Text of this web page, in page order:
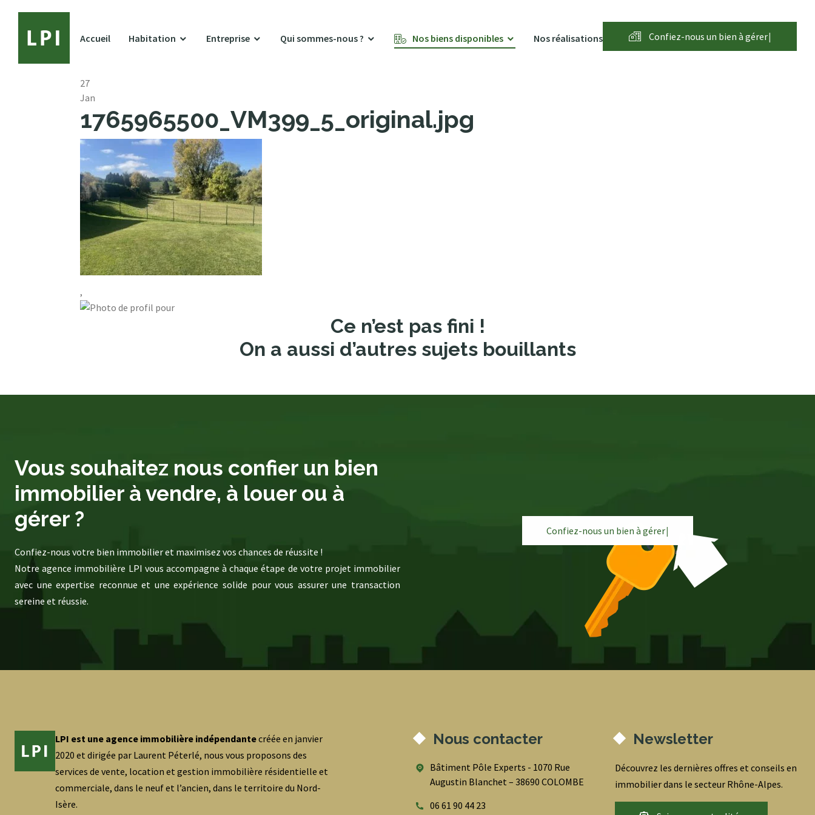
Accueil Habitation Entreprise Qui sommes-nous ? Nos biens disponibles Nos réalisations Confiez-nous un bien à gérer|
27
Jan
1765965500_VM399_5_original.jpg
,
Ce n’est pas fini !
On a aussi d’autres sujets bouillants
Vous souhaitez nous confier un bien
immobilier à vendre, à louer ou à
gérer ?
Confiez-nous votre bien immobilier et maximisez vos chances de réussite !
Notre agence immobilière LPI vous accompagne à chaque étape de votre projet immobilier
avec une expertise reconnue et une expérience solide pour vous assurer une transaction
sereine et réussie.
Confiez-nous un bien à gérer|
LPI est une agence immobilière indépendantecréée en janvier
2020 et dirigée par Laurent Péterlé, nous vous proposons des
services de vente, location et gestion immobilière résidentielle et
commerciale, dans le neuf et l’ancien, dans le territoire du Nord-
Isère.
Nous contacter
Bâtiment Pôle Experts - 1070 Rue
Augustin Blanchet – 38690 COLOMBE
06 61 90 44 23
Newsletter
Découvrez les dernières offres et conseils en
immobilier dans le secteur Rhône-Alpes.